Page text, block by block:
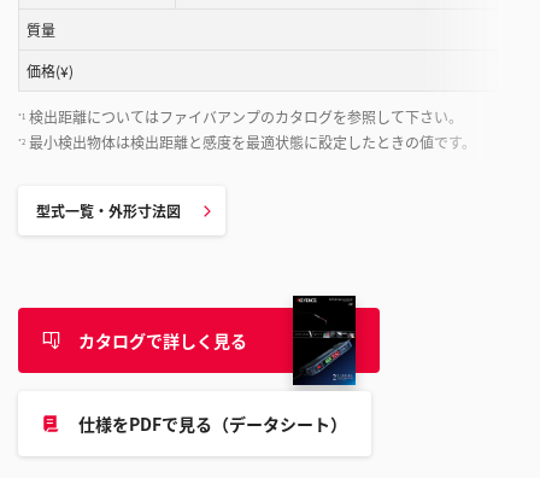
質量
価格(¥)
*1 検出距離についてはファイバアンプのカタログを参照して下さい。
*2 最小検出物体は検出距離と感度を最適状態に設定したときの値です。
型式一覧・外形寸法図
カタログで詳しく見る
仕様をPDFで見る（データシート）